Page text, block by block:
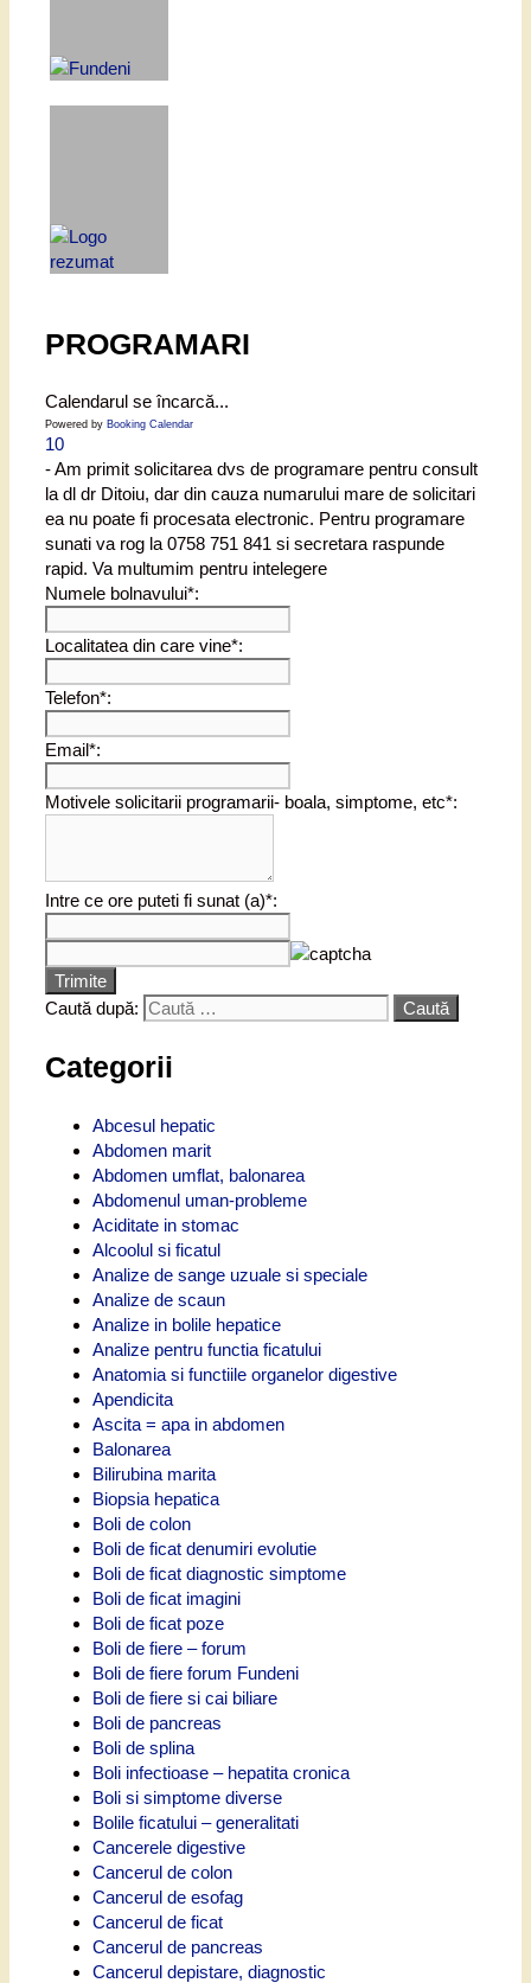
PROGRAMARI
Calendarul se încarcă...
Powered by Booking Calendar
10
- Am primit solicitarea dvs de programare pentru consult
la dl dr Ditoiu, dar din cauza numarului mare de solicitari
ea nu poate fi procesata electronic. Pentru programare
sunati va rog la 0758 751 841 si secretara raspunde
rapid. Va multumim pentru intelegere
Numele bolnavului*:
Localitatea din care vine*:
Telefon*:
Email*:
Motivele solicitarii programarii- boala, simptome, etc*:
Intre ce ore puteti fi sunat (a)*:
Trimite
Caută după:
Categorii
Abcesul hepatic
Abdomen marit
Abdomen umflat, balonarea
Abdomenul uman-probleme
Aciditate in stomac
Alcoolul si ficatul
Analize de sange uzuale si speciale
Analize de scaun
Analize in bolile hepatice
Analize pentru functia ficatului
Anatomia si functiile organelor digestive
Apendicita
Ascita = apa in abdomen
Balonarea
Bilirubina marita
Biopsia hepatica
Boli de colon
Boli de ficat denumiri evolutie
Boli de ficat diagnostic simptome
Boli de ficat imagini
Boli de ficat poze
Boli de fiere – forum
Boli de fiere forum Fundeni
Boli de fiere si cai biliare
Boli de pancreas
Boli de splina
Boli infectioase – hepatita cronica
Boli si simptome diverse
Bolile ficatului – generalitati
Cancerele digestive
Cancerul de colon
Cancerul de esofag
Cancerul de ficat
Cancerul de pancreas
Cancerul depistare, diagnostic